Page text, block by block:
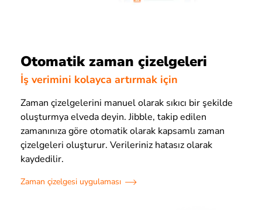
Otomatik zaman çizelgeleri
İş verimini kolayca artırmak için
Zaman çizelgelerini manuel olarak sıkıcı bir şekilde
oluşturmya elveda deyin. Jibble, takip edilen
zamanınıza göre otomatik olarak kapsamlı zaman
çizelgeleri oluşturur. Verileriniz hatasız olarak
kaydedilir.
Zaman çizelgesi uygulaması